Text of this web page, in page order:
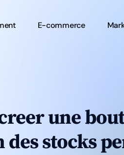
E-commerce
une
des stocks